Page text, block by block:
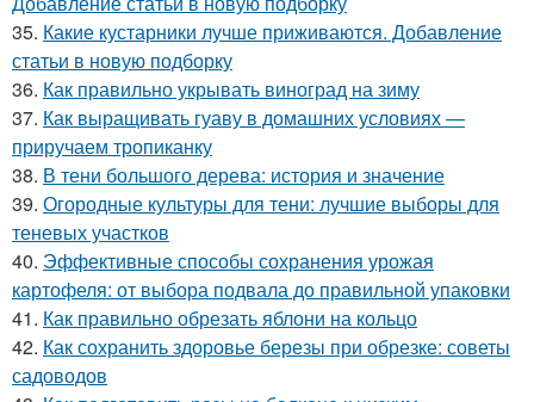
35. Какие кустарники лучше приживаются. Добавление
статьи в новую подборку
36. Как правильно укрывать виноград на зиму
37. Как выращивать гуаву в домашних условиях —
приручаем тропиканку
38. В тени большого дерева: история и значение
39. Огородные культуры для тени: лучшие выборы для
теневых участков
40. Эффективные способы сохранения урожая
картофеля: от выбора подвала до правильной упаковки
41. Как правильно обрезать яблони на кольцо
42. Как сохранить здоровье березы при обрезке: советы
садоводов